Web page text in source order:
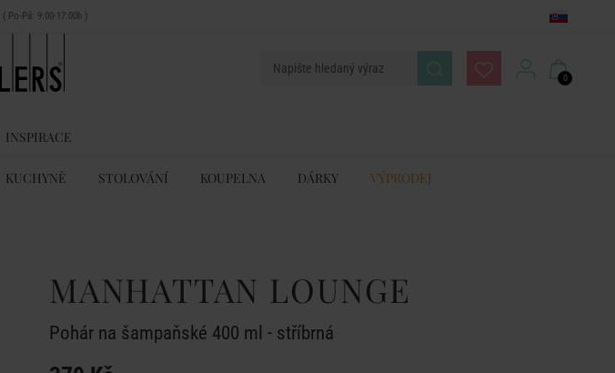
( Po-Pá: 9:00-17:00h )
0
INSPIRACE
KUCHYNĚ STOLOVÁNÍ KOUPELNA DÁRKY VÝPRODEJ
MANHATTAN LOUNGE
Pohár na šampaňské 400 ml - stříbrná